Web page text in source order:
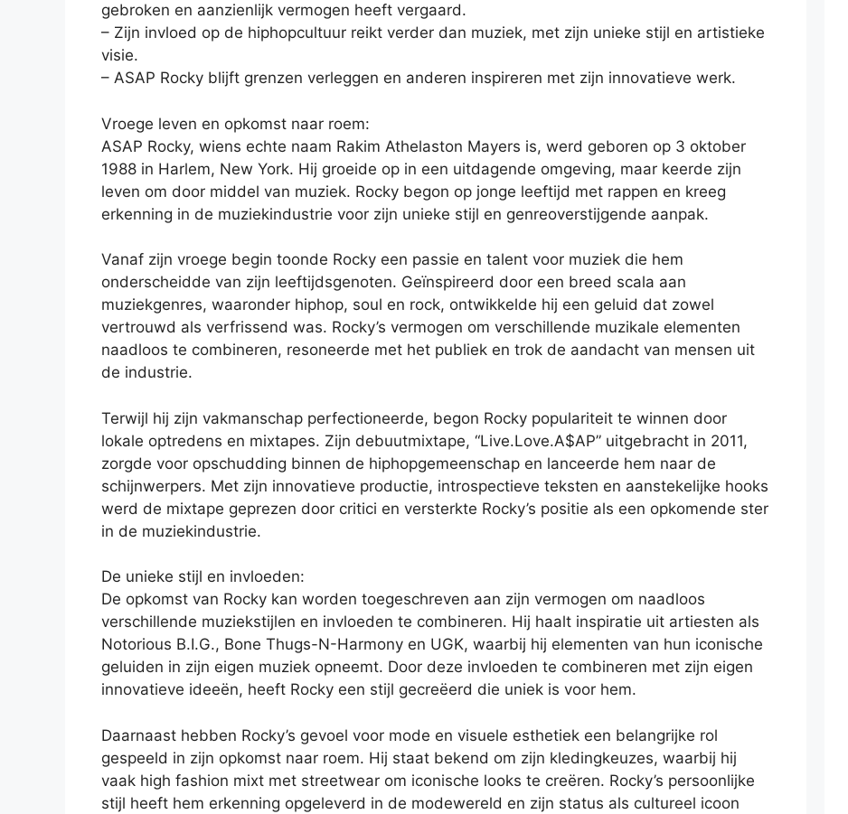
gebroken en aanzienlijk vermogen heeft vergaard.
– Zijn invloed op de hiphopcultuur reikt verder dan muziek, met zijn unieke stijl en artistieke
visie.
– ASAP Rocky blijft grenzen verleggen en anderen inspireren met zijn innovatieve werk.
Vroege leven en opkomst naar roem:
ASAP Rocky, wiens echte naam Rakim Athelaston Mayers is, werd geboren op 3 oktober
1988 in Harlem, New York. Hij groeide op in een uitdagende omgeving, maar keerde zijn
leven om door middel van muziek. Rocky begon op jonge leeftijd met rappen en kreeg
erkenning in de muziekindustrie voor zijn unieke stijl en genreoverstijgende aanpak.
Vanaf zijn vroege begin toonde Rocky een passie en talent voor muziek die hem
onderscheidde van zijn leeftijdsgenoten. Geïnspireerd door een breed scala aan
muziekgenres, waaronder hiphop, soul en rock, ontwikkelde hij een geluid dat zowel
vertrouwd als verfrissend was. Rocky’s vermogen om verschillende muzikale elementen
naadloos te combineren, resoneerde met het publiek en trok de aandacht van mensen uit
de industrie.
Terwijl hij zijn vakmanschap perfectioneerde, begon Rocky populariteit te winnen door
lokale optredens en mixtapes. Zijn debuutmixtape, “Live.Love.A$AP” uitgebracht in 2011,
zorgde voor opschudding binnen de hiphopgemeenschap en lanceerde hem naar de
schijnwerpers. Met zijn innovatieve productie, introspectieve teksten en aanstekelijke hooks
werd de mixtape geprezen door critici en versterkte Rocky’s positie als een opkomende ster
in de muziekindustrie.
De unieke stijl en invloeden:
De opkomst van Rocky kan worden toegeschreven aan zijn vermogen om naadloos
verschillende muziekstijlen en invloeden te combineren. Hij haalt inspiratie uit artiesten als
Notorious B.I.G., Bone Thugs-N-Harmony en UGK, waarbij hij elementen van hun iconische
geluiden in zijn eigen muziek opneemt. Door deze invloeden te combineren met zijn eigen
innovatieve ideeën, heeft Rocky een stijl gecreëerd die uniek is voor hem.
Daarnaast hebben Rocky’s gevoel voor mode en visuele esthetiek een belangrijke rol
gespeeld in zijn opkomst naar roem. Hij staat bekend om zijn kledingkeuzes, waarbij hij
vaak high fashion mixt met streetwear om iconische looks te creëren. Rocky’s persoonlijke
stijl heeft hem erkenning opgeleverd in de modewereld en zijn status als cultureel icoon